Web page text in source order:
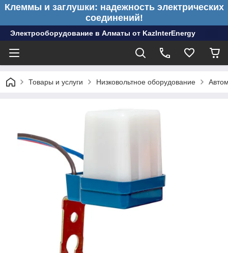
Клеммы и заглушки: надежность электрических
соединений!
Электрооборудование в Алматы от KazInterEnergy
Товары и услуги Низковольтное оборудование